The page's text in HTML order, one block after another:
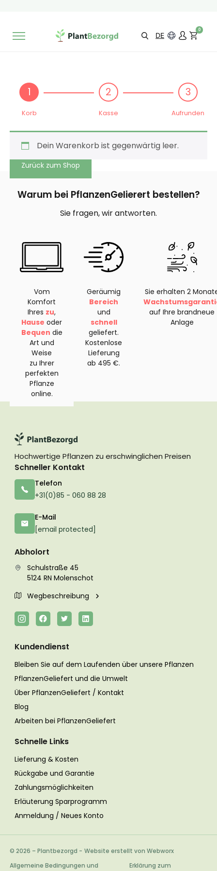
Wähle selbstQualität DE
0
1
Korb
2
Kasse
3
Aufrunden
Dein Warenkorb ist gegenwärtig leer.
Zurück zum Shop
Warum bei PflanzenGelierert bestellen?
Sie fragen, wir antworten.
Vom
Komfort
Ihres zu,
Hause oder
Bequen die
Art und
Weise
zu Ihrer
perfekten
Pflanze
online.
Geräumig
Bereich
und
schnell
geliefert.
Kostenlose
Lieferung
ab 495 €.
Sie erhalten 2
auf Ihre brandneue
Anlage
Hochwertige Pflanzen zu erschwinglichen Preisen
Schneller Kontakt
Telefon
+31(0)85 - 060 88 28
E-Mail
[email protected]
Abholort
Schulstraße 45
5124 RN Molenschot
Wegbeschreibung
Kundendienst
Bleiben Sie auf dem Laufenden über unsere Pflanzen
PflanzenGeliefert und die Umwelt
Über PflanzenGeliefert / Kontakt
Blog
Arbeiten bei PflanzenGeliefert
Schnelle Links
Lieferung & Kosten
Rückgabe und Garantie
Zahlungsmöglichkeiten
Erläuterung Sparprogramm
Anmeldung / Neues Konto
© 2026 – Plantbezorgd - Website erstellt von Webworx
Allgemeine Bedingungen und
Erklärung zum